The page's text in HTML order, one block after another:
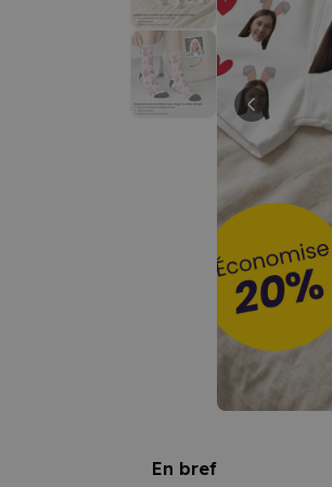
En bref